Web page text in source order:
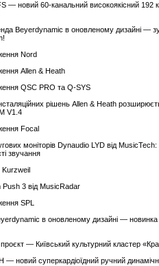
— новий 60-канальний високоякісний 192
Beyerdynamic в оновленому дизайні —
Nord
Allen & Heath
QSC PRO та Q-SYS
рішень Allen & Heath
V1.4
Focal
моніторів Dynaudio LYD від MusicTech:
звучання
3 від MusicRadar
SPL
в оновленому дизайні —
— Київський культурний кластер
— новий суперкардіоїдний ручний